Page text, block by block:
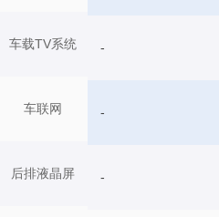
车载TV系统
车联网
后排液晶屏
-
-
-